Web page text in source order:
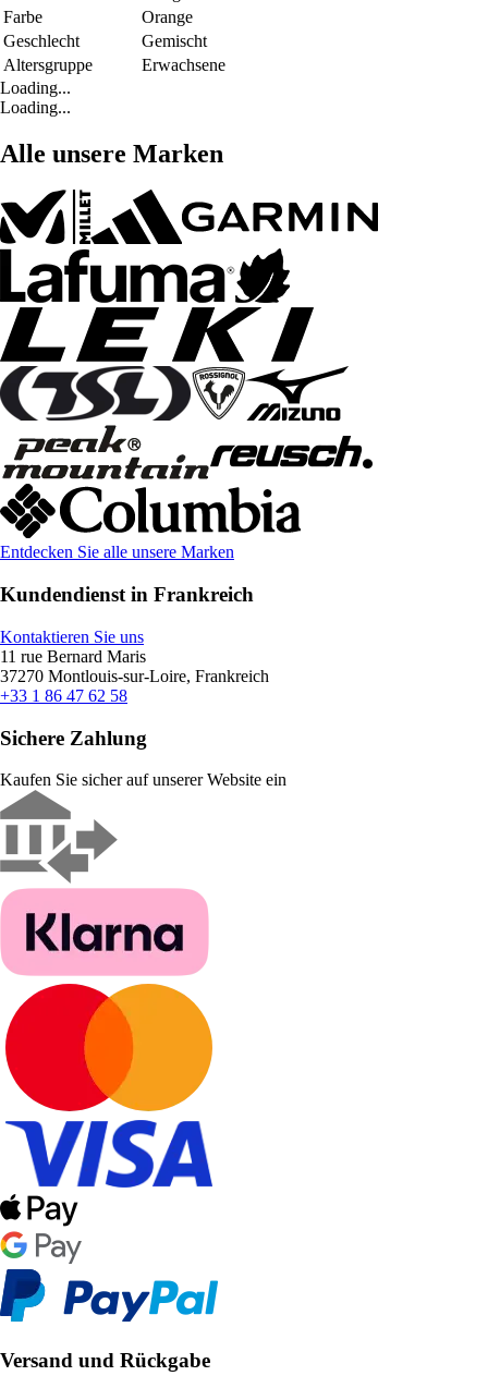
Farbe
Orange
Geschlecht
Gemischt
Altersgruppe
Erwachsene
Loading...
Loading...
Alle unsere Marken
Entdecken Sie alle unsere Marken
Kundendienst in Frankreich
Kontaktieren Sie uns
11 rue Bernard Maris
37270 Montlouis-sur-Loire, Frankreich
+33 1 86 47 62 58
Sichere Zahlung
Kaufen Sie sicher auf unserer Website ein
Versand und Rückgabe